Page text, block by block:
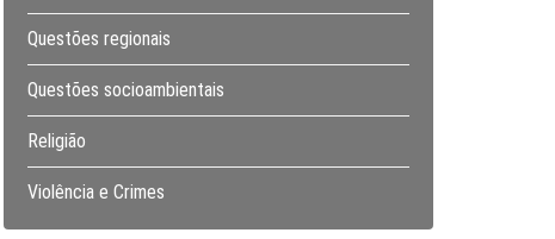
Questões regionais
Questões socioambientais
Religião
Violência e Crimes